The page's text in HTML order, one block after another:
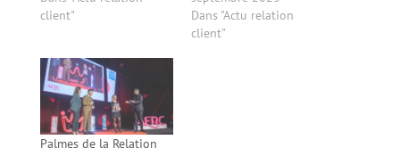
client"
Dans "Actu relation
client"
Palmes de la Relation